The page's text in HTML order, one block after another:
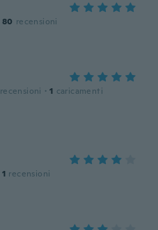
80 recensioni
recensioni · 1 caricamenti
1 recensioni